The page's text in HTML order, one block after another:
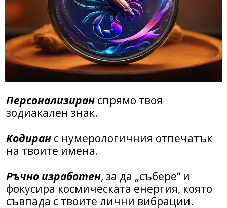
Персонализиран спрямо твоя
зодиакален знак.
Кодиран с нумерологичния отпечатък
на твоите имена.
Ръчно изработен, за да „събере“ и
фокусира космическата енергия, която
съвпада с твоите лични вибрации.